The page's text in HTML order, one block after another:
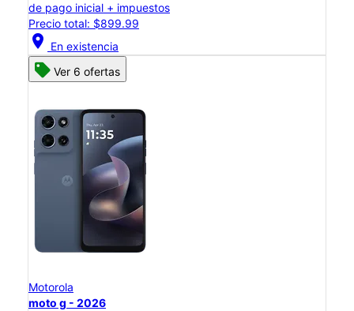
de pago inicial + impuestos
Precio total: $899.99
location_on En existencia
Ver 6 ofertas
Motorola
moto g - 2026